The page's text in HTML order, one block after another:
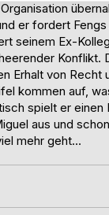
er fordert
seinem Ex-
Konflikt.
Erhalt von Recht
kommen auf,
spielt er einen
aus und
mehr geht…